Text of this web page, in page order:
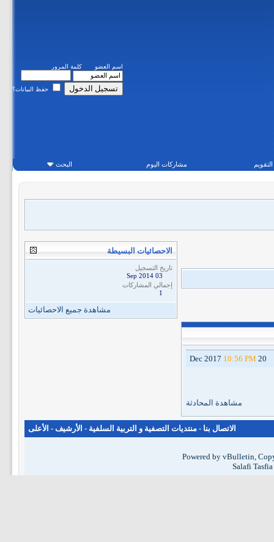
اسم العضو كلمة المرور
حفظ البيانات؟
التقويم مشاركات اليوم البحث
20 Dec 2017
10:56 PM
مشاهدة المحادثة
الاحصائيات البسيطة
تاريخ التسجيل
03 Sep 2014
إجمالي المشاركات
1
مشاهدة جميع الاحصائيات
الاتصال بنا - منتديات التصفية و التربية السلفية - الأرشيف - الأعلى
Powered by vBulletin,
Salafi